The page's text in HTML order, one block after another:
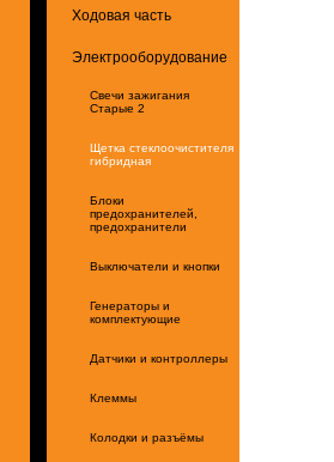
Ходовая часть
Электрооборудование
Свечи зажигания
Старые 2
Щетка стеклоочистителя
гибридная
Блоки
предохранителей,
предохранители
Выключатели и кнопки
Генераторы и
комплектующие
Датчики и контроллеры
Клеммы
Колодки и разъёмы